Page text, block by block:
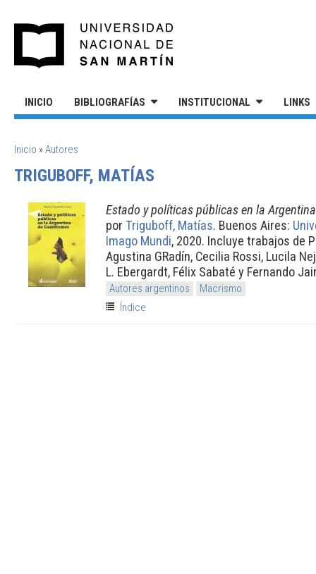
INICIO BIBLIOGRAFÍAS INSTITUCIONAL LINKS
SE ENCUENTRA USTED AQUÍ
Inicio »Autores
TRIGUBOFF, MATÍAS
Estado y políticas públicas en la
por Triguboff, Matías. Buenos Aires:
Imago Mundi, 2020. Incluye trabajos de
Agustina GRadín, Cecilia Rossi, Lucila
L. Ebergardt, Félix Sabaté y Fernando
Autores argentinos
Macrismo
Índice